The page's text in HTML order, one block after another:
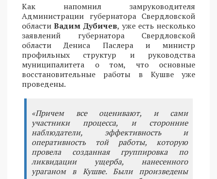
Как напомнил замруководителя
Администрации губернатора Свердловской
областиВадим Дубичев, уже есть несколько
заявлений губернатора Свердловской
области Дениса Паслера и министр
профильных структур и руководства
муниципалитета о том, что основные
восстановительные работы в Кушве уже
проведены.
«Причем все оценивают, и сами
участники процесса, и сторонние
наблюдатели, эффективность и
оперативность той работы, которую
провела созданная группировка по
ликвидации ущерба, нанесенного
ураганом в Кушве. Были произведены